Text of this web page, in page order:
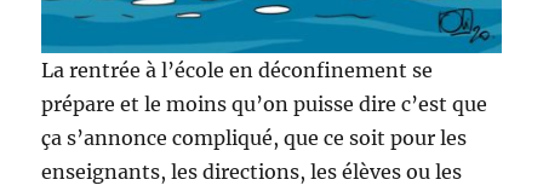
La rentrée à l’école en déconfinement se
prépare et le moins qu’on puisse dire c’est que
ça s’annonce compliqué, que ce soit pour les
enseignants, les directions, les élèves ou les